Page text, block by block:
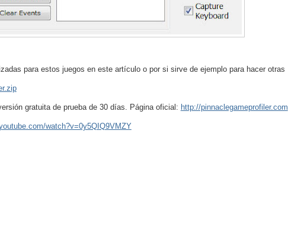
para estos juegos en este artículo o por si sirve de ejemplo para hacer otras
gratuita de prueba de 30 días. Página oficial: http://pinnaclegameprofiler.com
watch?v=0y5QIQ9VMZY